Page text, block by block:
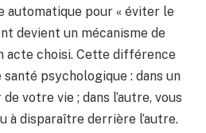
automatique pour « éviter le
devient un mécanisme de
acte choisi. Cette différence
psychologique : dans un
votre vie ; dans l’autre, vous
à disparaître derrière l’autre.